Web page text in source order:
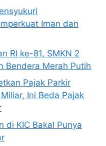
Iman dan
RI ke-81, SMKN 2
Bendera Merah Putih
Pajak Parkir
Ini Beda Pajak
di KIC Bakal Punya